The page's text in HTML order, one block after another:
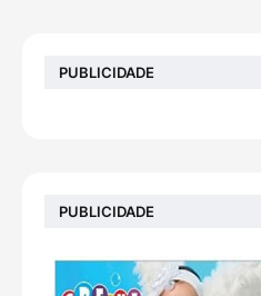
PUBLICIDADE
PUBLICIDADE